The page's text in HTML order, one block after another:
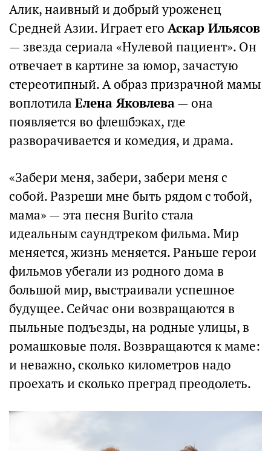
Алик, наивный и добрый уроженец
Средней Азии. Играет его Аскар Ильясов
— звезда сериала «Нулевой пациент». Он
отвечает в картине за юмор, зачастую
стереотипный. А образ призрачной мамы
воплотила Елена Яковлева— она
появляется во флешбэках, где
разворачивается и комедия, и драма.
«Забери меня, забери, забери меня с
собой. Разреши мне быть рядом с тобой,
мама» — эта песня Burito стала
идеальным саундтреком фильма. Мир
меняется, жизнь меняется. Раньше герои
фильмов убегали из родного дома в
большой мир, выстраивали успешное
будущее. Сейчас они возвращаются в
пыльные подъезды, на родные улицы, в
ромашковые поля. Возвращаются к маме:
и неважно, сколько километров надо
проехать и сколько преград преодолеть.